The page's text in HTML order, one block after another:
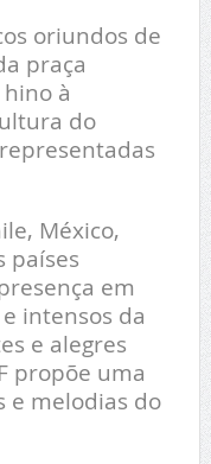
oriundos de
praça
à
do
México,
países
em
intensos da
e alegres
propõe uma
e melodias do